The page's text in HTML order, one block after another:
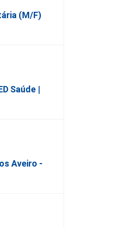
(M/F)
Saúde |
Aveiro -